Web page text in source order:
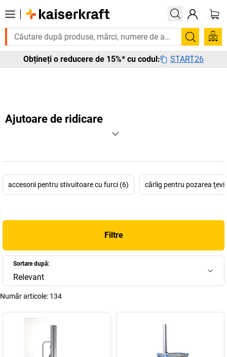
urgent? Multe produse sunt livrate în termen de o săptămână.
Căutare
Obțineți o reducere de 15%* cu codul: START26
Ajutoare de ridicare
accesorii pentru stivuitoare cu furci (6) cârlig pentru pozarea
Filtre
Sortare după:
Relevant
Număr articole: 134